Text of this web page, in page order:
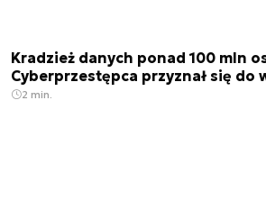
Kradzież danych ponad 100 mln
Cyberprzestępca przyznał się do
2 min.